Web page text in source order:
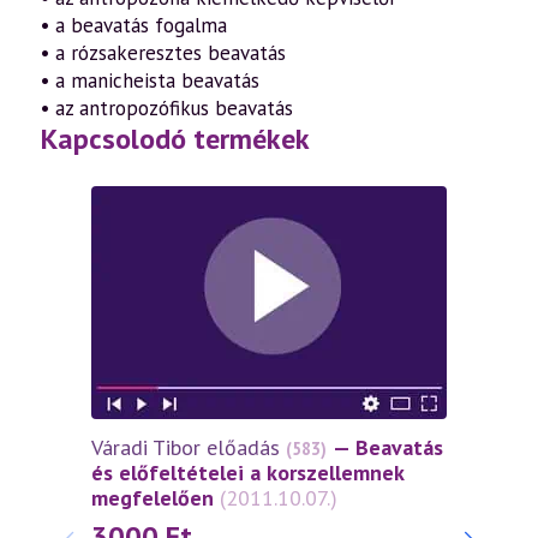
• a beavatás fogalma
• a rózsakeresztes beavatás
• a manicheista beavatás
• az antropozófikus beavatás
Kapcsolodó termékek
Váradi Tibor előadás (583) — Beavatás
és előfeltételei a korszellemnek
megfelelően (2011.10.07.)